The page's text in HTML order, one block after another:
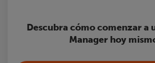
Descubra cómo comenzar a
Manager hoy